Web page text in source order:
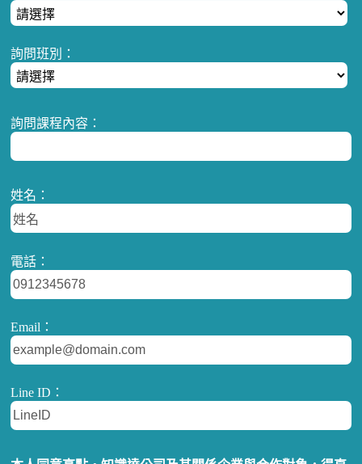
詢問班別：
詢問課程內容：
姓名：
電話：
Email：
Line ID：